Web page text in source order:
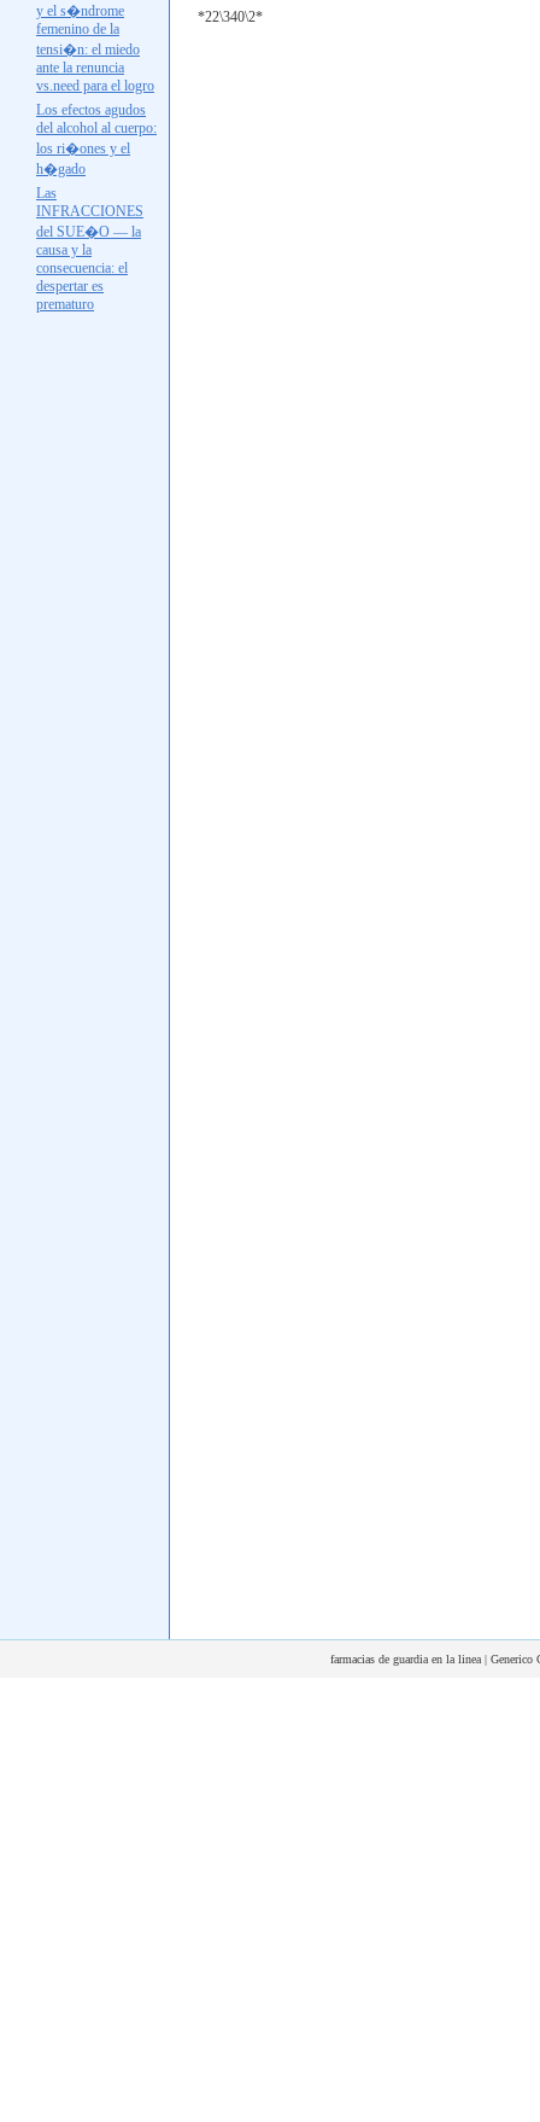
y el s�ndrome
femenino de la
tensi�n: el miedo
ante la renuncia
vs.need para el logro
Los efectos agudos
del alcohol al cuerpo:
los ri�ones y el
h�gado
Las
INFRACCIONES
del SUE�O — la
causa y la
consecuencia: el
despertar es
prematuro
*22\340\2*
farmacias de guardia en la linea |